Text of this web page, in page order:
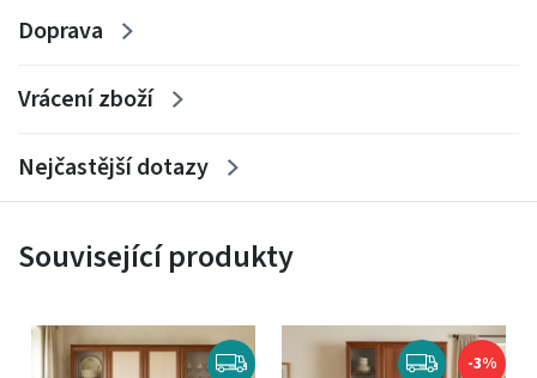
Doprava
Vrácení zboží
Nejčastější dotazy
Související produkty
-3%